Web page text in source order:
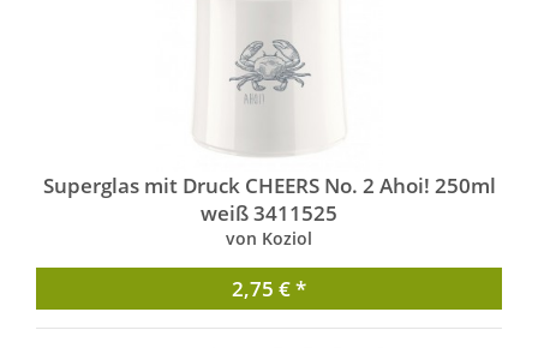
Superglas mit Druck CHEERS No. 2 Ahoi! 250ml
weiß 3411525
von Koziol
2,75 € *